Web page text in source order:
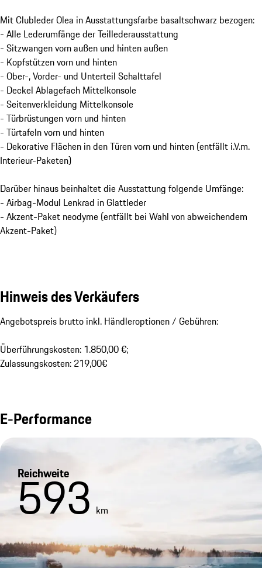
Mit Clubleder Olea in Ausstattungsfarbe basaltschwarz bezogen:
- Alle Lederumfänge der Teillederausstattung
- Sitzwangen vorn außen und hinten außen
- Kopfstützen vorn und hinten
- Ober-, Vorder- und Unterteil Schalttafel
- Deckel Ablagefach Mittelkonsole
- Seitenverkleidung Mittelkonsole
- Türbrüstungen vorn und hinten
- Türtafeln vorn und hinten
- Dekorative Flächen in den Türen vorn und hinten (entfällt i.V.m.
Interieur-Paketen)
Darüber hinaus beinhaltet die Ausstattung folgende Umfänge:
- Airbag-Modul Lenkrad in Glattleder
- Akzent-Paket neodyme (entfällt bei Wahl von abweichendem
Akzent-Paket)
Hinweis des Verkäufers
Angebotspreis brutto inkl. Händleroptionen / Gebühren:
Überführungskosten: 1.850,00 €;
Zulassungskosten: 219,00€
E-Performance
Reichweite
593 km